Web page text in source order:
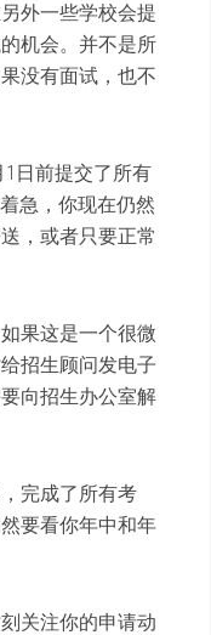
外一些学校会提
机会。并不是所
没有面试，也不
日前提交了所有
急，你现在仍然
，或者只要正常
果这是一个很微
招生顾问发电子
向招生办公室解
完成了所有考
要看你年中和年
关注你的申请动